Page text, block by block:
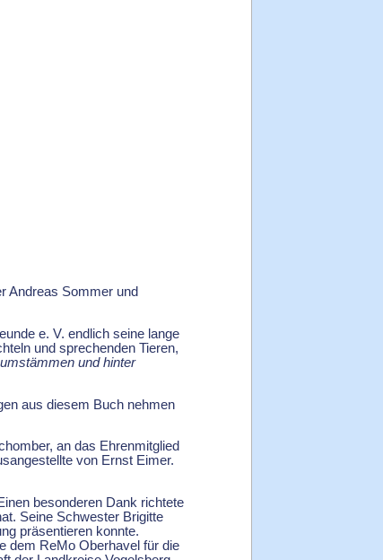
Andreas Sommer und
e. V. endlich seine lange
und sprechenden Tieren,
und hinter
aus diesem Buch nehmen
an das Ehrenmitglied
von Ernst Eimer.
besonderen Dank richtete
Seine Schwester Brigitte
präsentieren konnte.
dem ReMo Oberhavel für die